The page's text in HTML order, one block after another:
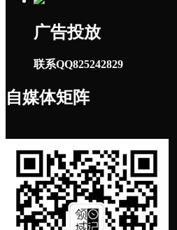
广告投放
联系QQ825242829
自媒体矩阵